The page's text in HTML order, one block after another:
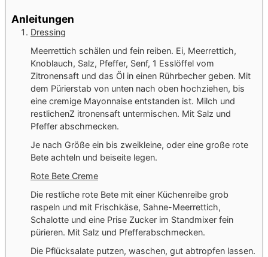
Anleitungen
Dressing
Meerrettich schälen und fein reiben. Ei, Meerrettich,
Knoblauch, Salz, Pfeffer, Senf, 1 Esslöffel vom
Zitronensaft und das Öl in einen Rührbecher geben. Mit
dem Pürierstab von unten nach oben hochziehen, bis
eine cremige Mayonnaise entstanden ist. Milch und
restlichenZ itronensaft untermischen. Mit Salz und
Pfeffer abschmecken.
Je nach Größe ein bis zweikleine, oder eine große rote
Bete achteln und beiseite legen.
Rote Bete Creme
Die restliche rote Bete mit einer Küchenreibe grob
raspeln und mit Frischkäse, Sahne-Meerrettich,
Schalotte und eine Prise Zucker im Standmixer fein
pürieren. Mit Salz und Pfefferabschmecken.
Die Pflücksalate putzen, waschen, gut abtropfen lassen.